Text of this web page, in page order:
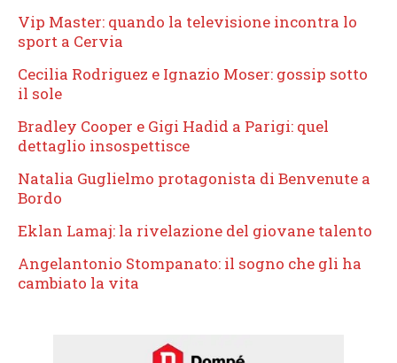
Vip Master: quando la televisione incontra lo
sport a Cervia
Cecilia Rodriguez e Ignazio Moser: gossip sotto
il sole
Bradley Cooper e Gigi Hadid a Parigi: quel
dettaglio insospettisce
Natalia Guglielmo protagonista di Benvenute a
Bordo
Eklan Lamaj: la rivelazione del giovane talento
Angelantonio Stompanato: il sogno che gli ha
cambiato la vita